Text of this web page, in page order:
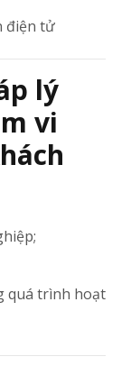
điện tử
lý
vi
quá trình hoạt